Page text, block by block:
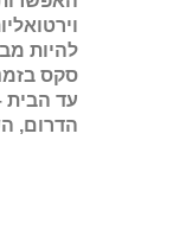
להיות
סקס
עד הבית
הדרום,